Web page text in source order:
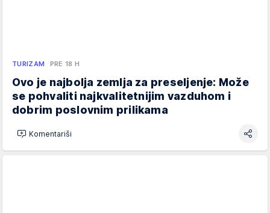
TURIZAM PRE 18 H
Ovo je najbolja zemlja za preseljenje: Može
se pohvaliti najkvalitetnijim vazduhom i
dobrim poslovnim prilikama
Komentariši